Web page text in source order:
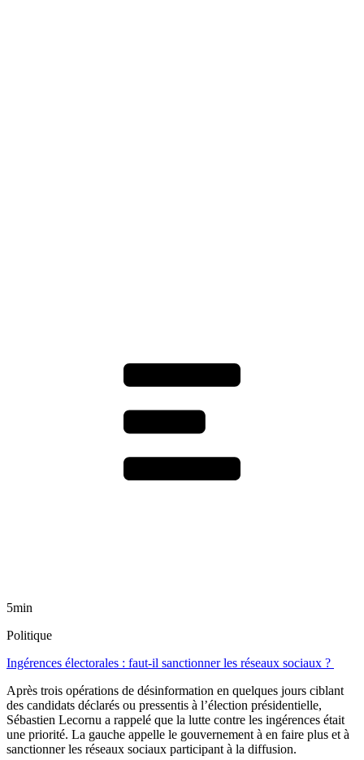
5min
Politique
Ingérences électorales : faut-il sanctionner les réseaux sociaux ?
Après trois opérations de désinformation en quelques jours ciblant
des candidats déclarés ou pressentis à l’élection présidentielle,
Sébastien Lecornu a rappelé que la lutte contre les ingérences était
une priorité. La gauche appelle le gouvernement à en faire plus et à
sanctionner les réseaux sociaux participant à la diffusion.